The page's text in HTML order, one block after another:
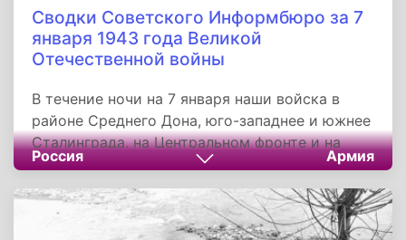
Сводки Советского Информбюро за 7
января 1943 года Великой
Отечественной войны
В течение ночи на 7 января наши войска в
районе Среднего Дона, юго-западнее и южнее
Сталинграда, на Центральном фронте и на
Северном Кавказе продолжали бои на
прежних направлениях. В районе Сталинграда
наши войска на отдельных участках вели
огневой бой и разведку противника.
Россия Армия